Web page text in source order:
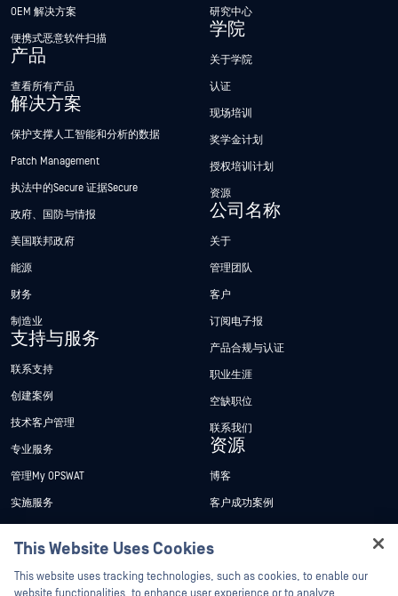
OEM 解决方案
便携式恶意软件扫描
产品
查看所有产品
解决方案
保护支撑人工智能和分析的数据
Patch Management
执法中的Secure 证据Secure
政府、国防与情报
美国联邦政府
能源
财务
制造业
支持与服务
联系支持
创建案例
技术客户管理
专业服务
管理My OPSWAT
实施服务
技术文档
培训
研究中心
学院
关于学院
认证
现场培训
奖学金计划
授权培训计划
资源
公司名称
关于
管理团队
客户
订阅电子报
产品合规与认证
职业生涯
空缺职位
联系我们
资源
博客
客户成功案例
新闻报道
活动
This Website Uses Cookies
This website uses tracking technologies, such as cookies, to enable our
Hey there!